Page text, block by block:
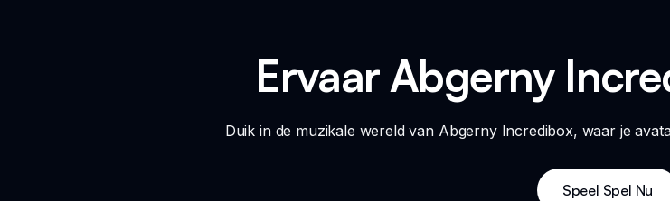
Ervaar Abgerny
Duik in de muzikale wereld van Abgerny Incredibox, waar je
Speel Spel Nu